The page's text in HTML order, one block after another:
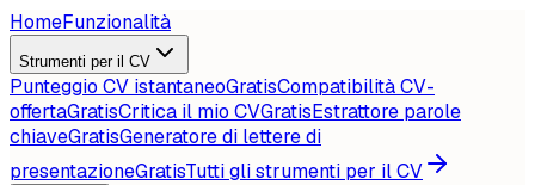
HomeFunzionalità
Strumenti per il CV
Punteggio CV istantaneoGratisCompatibilità CV-
offertaGratisCritica il mio CVGratisEstrattore parole
chiaveGratisGeneratore di lettere di
presentazioneGratisTutti gli strumenti per il CV